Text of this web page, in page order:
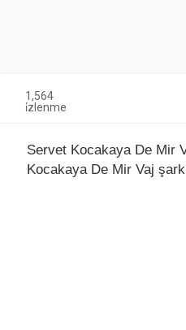
1,564
i̇zlenme
Servet Kocakaya De Mir
Kocakaya De Mir Vaj